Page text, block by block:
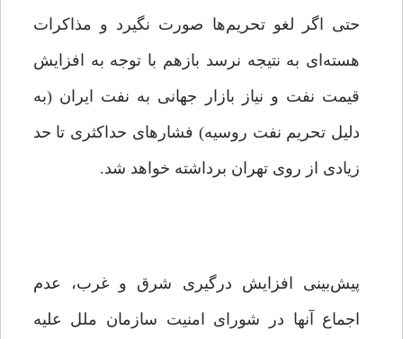
حتی اگر لغو تحریم‌ها صورت نگیرد و مذاکرات
هسته‌ای به نتیجه نرسد بازهم با توجه به افزایش
قیمت نفت و نیاز بازار جهانی به نفت ایران (به
دلیل تحریم نفت روسیه) فشارهای حداکثری تا حد
زیادی از روی تهران برداشته خواهد شد.
پیش‌بینی افزایش درگیری شرق و غرب، عدم
اجماع آنها در شورای امنیت سازمان ملل علیه